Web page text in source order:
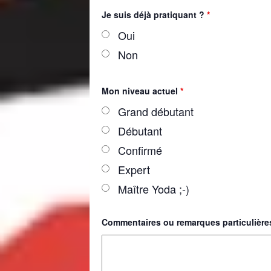
Je suis déjà pratiquant ? *
Oui
Non
Mon niveau actuel *
Grand débutant
Débutant
Confirmé
Expert
Maître Yoda ;-)
Commentaires ou remarques